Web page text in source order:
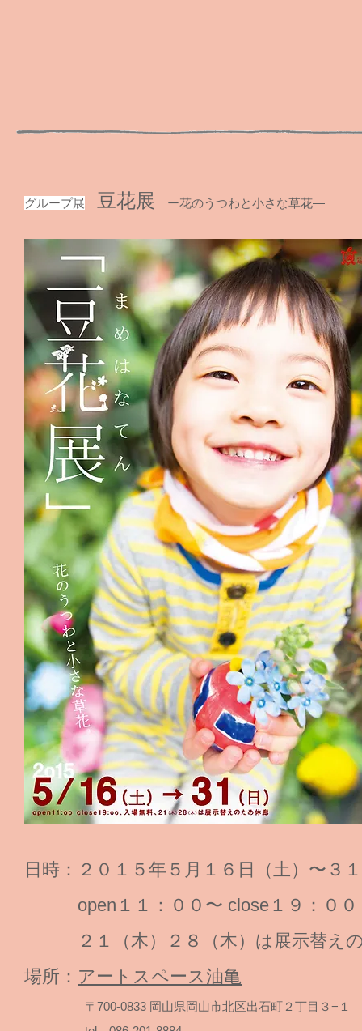
グループ展 豆花展 ー花のうつわと小さな草花―
日時：２０１５年５月１６日（土）〜３
open１１：００〜 close１９：００
２１（木）２８（木）は展示替えの
場所： アートスペース油亀
〒700-0833 岡山県岡山市北区出石町２丁目３−１